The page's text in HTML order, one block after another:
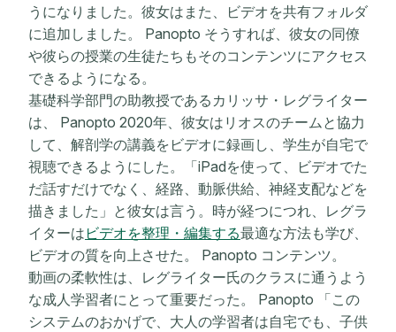
うになりました。彼女はまた、ビデオを共有フォルダ
に追加しました。 Panopto そうすれば、彼女の同僚
や彼らの授業の生徒たちもそのコンテンツにアクセス
できるようになる。
基礎科学部門の助教授であるカリッサ・レグライター
は、 Panopto 2020年、彼女はリオスのチームと協力
して、解剖学の講義をビデオに録画し、学生が自宅で
視聴できるようにした。「iPadを使って、ビデオでた
だ話すだけでなく、経路、動脈供給、神経支配などを
描きました」と彼女は言う。時が経つにつれ、レグラ
イターは ビデオを整理・編集する最適な方法も学び、
ビデオの質を向上させた。 Panopto コンテンツ。
動画の柔軟性は、レグライター氏のクラスに通うよう
な成人学習者にとって重要だった。 Panopto 「この
システムのおかげで、大人の学習者は自宅でも、子供